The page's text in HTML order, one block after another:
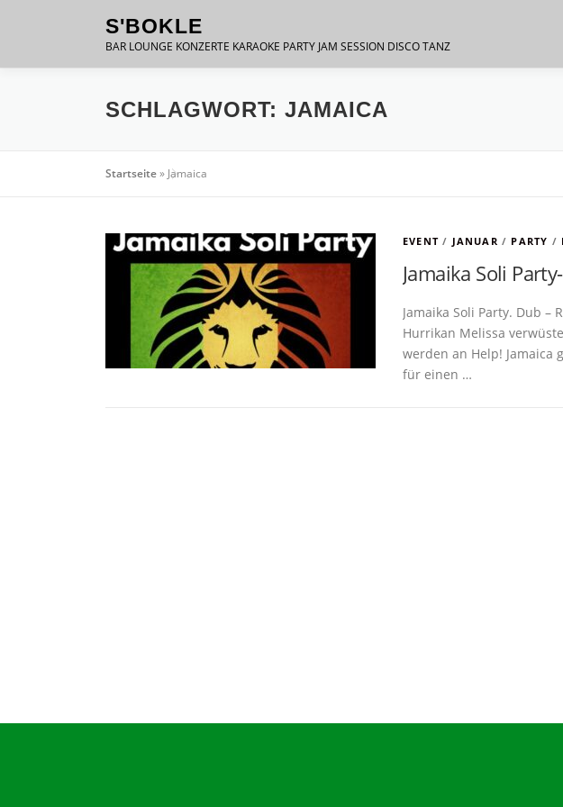
S'BOKLE
BAR LOUNGE KONZERTE KARAOKE PARTY JAM SESSION DISCO TANZ
SCHLAGWORT: JAMAICA
Startseite» Jamaica
EVENT / JANUAR / PARTY /
Jamaika Soli
Jamaika Soli Party. Dub –
Hurrikan Melissa
werden an Help! Jamaica
für einen …